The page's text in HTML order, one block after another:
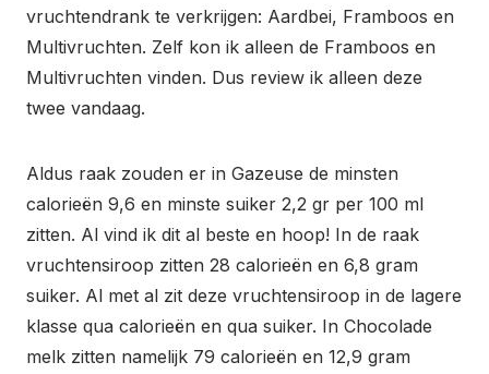
vruchtendrank te verkrijgen: Aardbei, Framboos en
Multivruchten. Zelf kon ik alleen de Framboos en
Multivruchten vinden. Dus review ik alleen deze
twee vandaag.
Aldus raak zouden er in Gazeuse de minsten
calorieën 9,6 en minste suiker 2,2 gr per 100 ml
zitten. Al vind ik dit al beste en hoop! In de raak
vruchtensiroop zitten 28 calorieën en 6,8 gram
suiker. Al met al zit deze vruchtensiroop in de lagere
klasse qua calorieën en qua suiker. In Chocolade
melk zitten namelijk 79 calorieën en 12,9 gram